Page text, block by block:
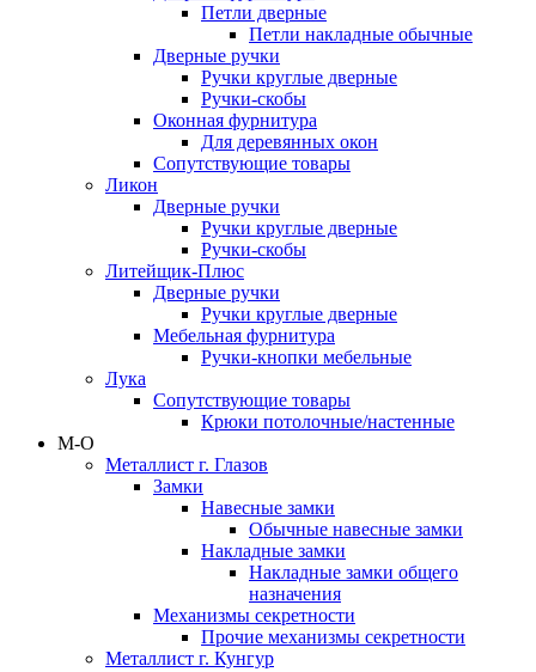
Петли дверные
Петли накладные обычные
Дверные ручки
Ручки круглые дверные
Ручки-скобы
Оконная фурнитура
Для деревянных окон
Сопутствующие товары
Ликон
Дверные ручки
Ручки круглые дверные
Ручки-скобы
Литейщик-Плюс
Дверные ручки
Ручки круглые дверные
Мебельная фурнитура
Ручки-кнопки мебельные
Лука
Сопутствующие товары
Крюки потолочные/настенные
М-О
Металлист г. Глазов
Замки
Навесные замки
Обычные навесные замки
Накладные замки
Накладные замки общего
назначения
Механизмы секретности
Прочие механизмы секретности
Металлист г. Кунгур